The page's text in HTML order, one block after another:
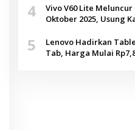
4
Vivo V60 Lite
Oktober 2025, Usung
5
Lenovo Hadirkan
Tab, Harga Mulai